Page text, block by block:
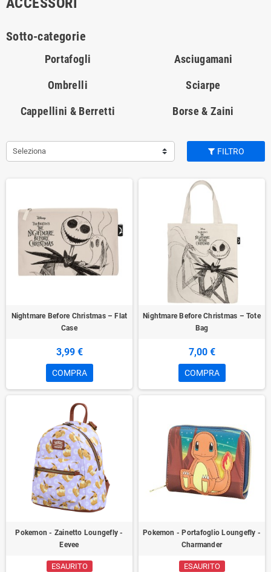
Sotto-categorie
Portafogli Asciugamani
Ombrelli Sciarpe
Cappellini & Berretti Borse & Zaini
Seleziona FILTRO
Nightmare Before Christmas – Flat
Case
3,99 €
COMPRA
Nightmare Before Christmas – Tote
Bag
7,00 €
COMPRA
Pokemon - Zainetto Loungefly -
Eevee
ESAURITO
Pokemon - Portafoglio Loungefly -
Charmander
ESAURITO